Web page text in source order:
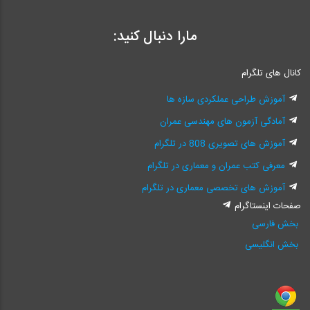
مارا دنبال کنید:
کانال های تلگرام
آموزش طراحی عملکردی سازه ها
آمادگی آزمون های مهندسی عمران
آموزش های تصویری 808 در تلگرام
معرفی کتب عمران و معماری در تلگرام
آموزش های تخصصی معماری در تلگرام
صفحات اینستاگرام
بخش فارسی
بخش انگلیسی